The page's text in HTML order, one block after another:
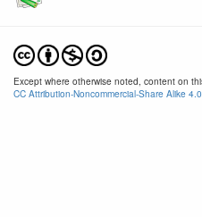
Except where otherwise noted, content on
CC Attribution-Noncommercial-Share Alike